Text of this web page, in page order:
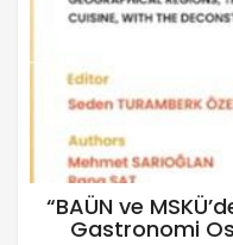
“BAÜN ve
Gastronomi